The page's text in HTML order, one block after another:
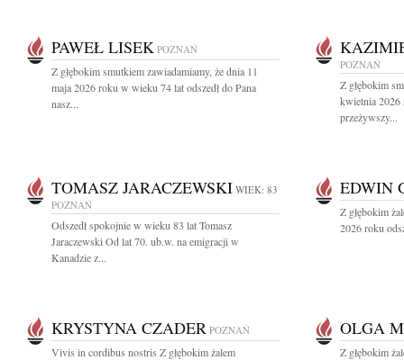
PAWEŁ LISEK POZNAŃ
Z głębokim smutkiem zawiadamiamy, że dnia 11
maja 2026 roku w wieku 74 lat odszedł do Pana
nasz...
POZNAŃ
Z głębokim
kwietnia 2026
przeżywszy...
TOMASZ JARACZEWSKI WIEK: 83
POZNAŃ
Odszedł spokojnie w wieku 83 lat Tomasz
Jaraczewski Od lat 70. ub.w. na emigracji w
Kanadzie z...
EDWIN
Z głębokim
2026 roku
KRYSTYNA CZADER POZNAŃ
Vivis in cordibus nostris Z głębokim żalem
OLGA
Z głębokim